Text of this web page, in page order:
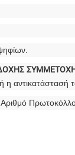
αντικατάστασή